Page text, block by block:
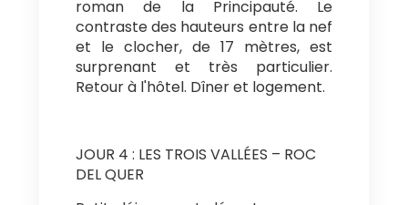
roman de la Principauté. Le
contraste des hauteurs entre la nef
et le clocher, de 17 mètres, est
surprenant et très particulier.
Retour à l'hôtel. Dîner et logement.
JOUR 4 : LES TROIS VALLÉES – ROC
DEL QUER